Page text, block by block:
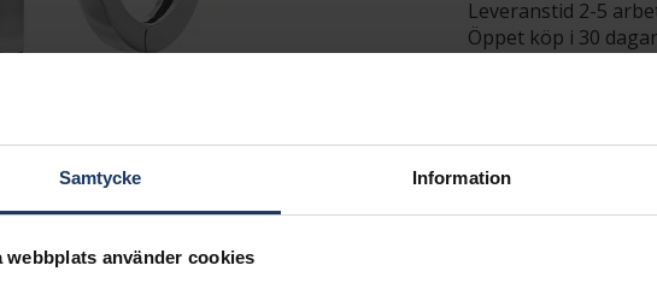
Samtycke Information
webbplats använder cookies
Leveranstid 2-5
Öppet köp i 30
MATERIAL